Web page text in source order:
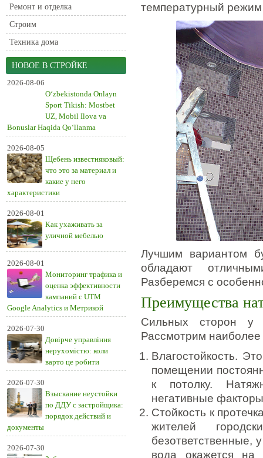
Ремонт и отделка
Строим
Техника дома
НОВОЕ В СТРОЙКЕ
2026-08-06
O‘zbekistonda Onlayn
Sport Tikish: Mostbet
UZ, Mobil Ilova va
Bonuslar Haqida Qo‘llanma
2026-08-05
Щебень известняковый:
что это за материал и
какие у него
характеристики
2026-08-01
Как ухаживать за
уличной мебелью
2026-08-01
Мониторинг трафика и
оценка эффективности
кампаний с UTM
Google Analytics и Метрикой
2026-07-30
Довірче управління
нерухомістю: коли
варто це робити
2026-07-30
Взыскание неустойки
по ДДУ с застройщика:
порядок действий и
документы
2026-07-30
температурный режим
Лучшим вариантом
обладают
Разберемся с
Преимущества
Сильных сторон у
Рассмотрим
Влагостойкость.
помещении
к потолку.
негативные
Стойкость к
жителей
безответственные,
вода окажется на